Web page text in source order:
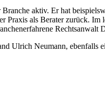
Branche aktiv. Er hat
Praxis als Berater zurück.
Ulrich Neumann,